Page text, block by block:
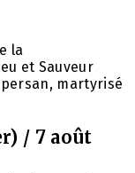
la
et Sauveur
martyrisé
/ 7 août